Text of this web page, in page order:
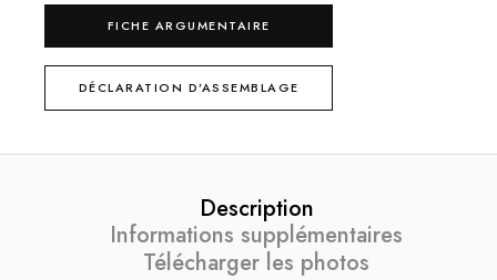
FICHE ARGUMENTAIRE
DÉCLARATION D’ASSEMBLAGE
Description
Informations supplémentaires
Télécharger les photos